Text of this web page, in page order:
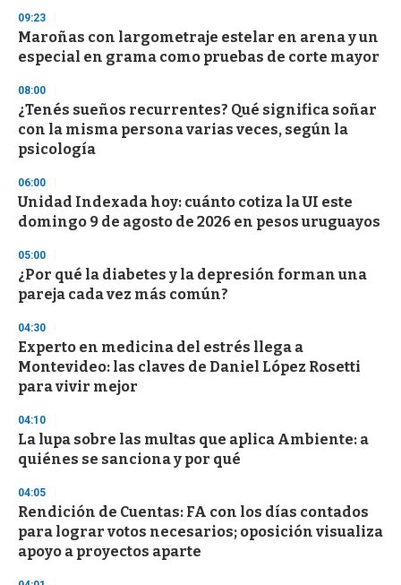
d
s
o
f
3
s
e
c
o
d
s
09:23
Maroñas con largometraje estelar en arena y un
especial en grama como pruebas de corte mayor
08:00
¿Tenés sueños recurrentes? Qué significa soñar
con la misma persona varias veces, según la
psicología
06:00
Unidad Indexada hoy: cuánto cotiza la UI este
domingo 9 de agosto de 2026 en pesos uruguayos
05:00
¿Por qué la diabetes y la depresión forman una
pareja cada vez más común?
04:30
Experto en medicina del estrés llega a
Montevideo: las claves de Daniel López Rosetti
para vivir mejor
04:10
La lupa sobre las multas que aplica Ambiente: a
quiénes se sanciona y por qué
04:05
Rendición de Cuentas: FA con los días contados
para lograr votos necesarios; oposición visualiza
apoyo a proyectos aparte